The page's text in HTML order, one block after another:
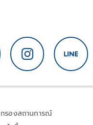
กรองสถานการณ์